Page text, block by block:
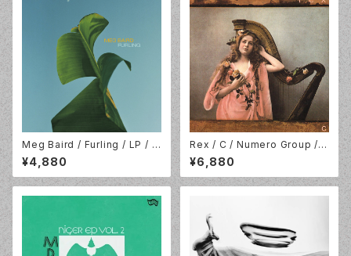
Meg Baird / Furling / LP / D
rag City / LP-DC-782
¥4,880
Rex / C / Numero Group / R
ose Vinyl 2LP / NUM913LP
-C1
¥6,880